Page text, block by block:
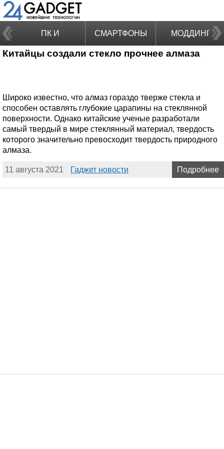
ПК И
НОУТБУКИ
СМАРТФОНЫ МОДДИНГ
Китайцы создали стекло прочнее алмаза
Широко известно, что алмаз гораздо тверже стекла и
способен оставлять глубокие царапины на стеклянной
поверхности. Однако китайские ученые разработали
самый твердый в мире стеклянный материал, твердость
которого значительно превосходит твердость природного
алмаза.
11 августа 2021 Гаджет новости Подробнее